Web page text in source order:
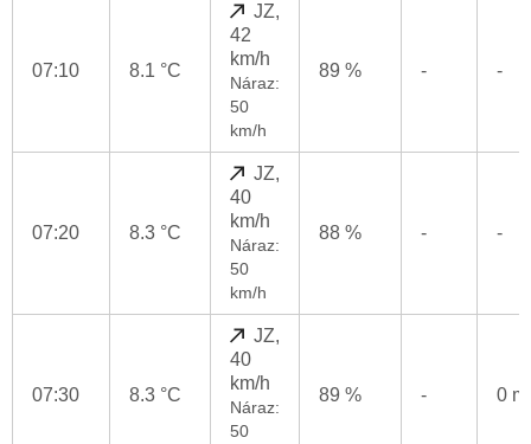
07:10 8.1 °C
JZ,
42
km/h
Náraz:
50
km/h
89 % - -
07:20 8.3 °C
JZ,
40
km/h
Náraz:
50
km/h
88 % - -
07:30 8.3 °C
JZ,
40
km/h
Náraz:
50
89 % - 0